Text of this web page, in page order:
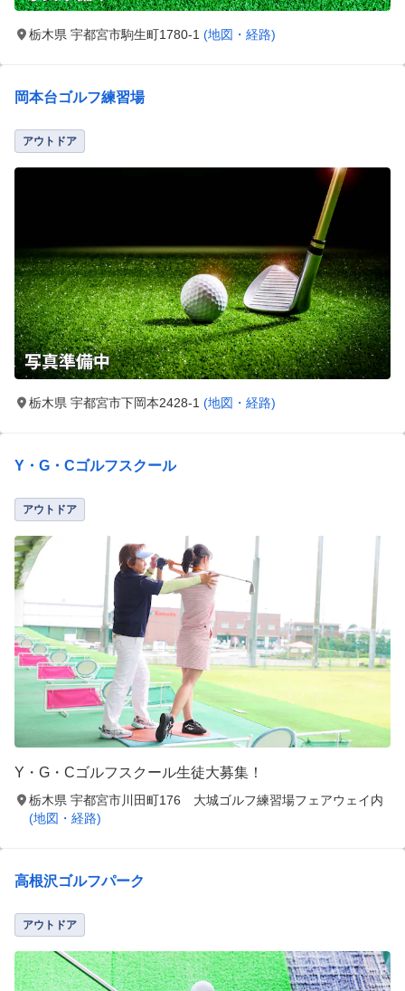
栃木県 宇都宮市駒生町1780-1 (地図・経路)
岡本台ゴルフ練習場
アウトドア
栃木県 宇都宮市下岡本2428-1 (地図・経路)
Y・G・Cゴルフスクール
アウトドア
Y・G・Cゴルフスクール生徒大募集！
栃木県 宇都宮市川田町176 大城ゴルフ練習場フェアウェイ内
(地図・経路)
高根沢ゴルフパーク
アウトドア